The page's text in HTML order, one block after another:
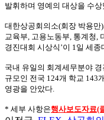
발휘하며 영예의 대상을 수상
대한상공회의소(회장 박용만
교육부, 고용노동부, 통계청,
경진대회 시상식’이 1일 세
국내 유일의 회계세무분야
규모인 전국 124개 학교 143
영광을 안았다.
* 세부 사항은행사보도자료(